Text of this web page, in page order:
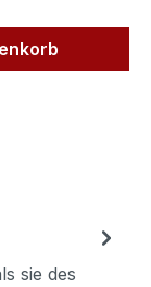
sie des